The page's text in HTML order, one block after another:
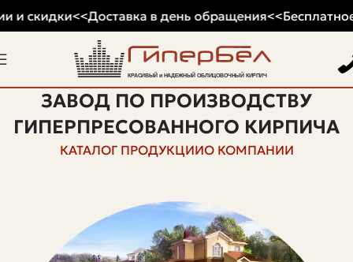
ЗАВОД ПО ПРОИЗВОДСТВУ
ГИПЕРПРЕСОВАННОГО КИРПИЧА
КАТАЛОГ ПРОДУКЦИИО КОМПАНИИ
и скидки<<Доставка в день обращения<<Бесплатное